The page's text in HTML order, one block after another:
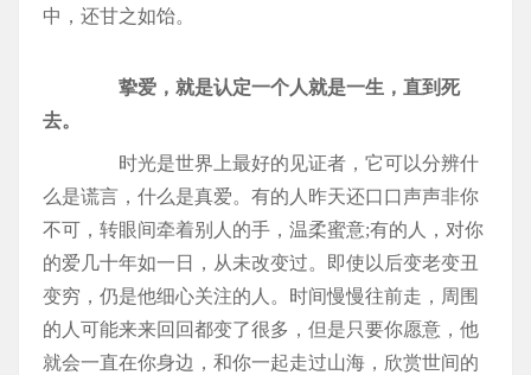
中，还甘之如饴。
挚爱，就是认定一个人就是一生，直到死
去。
时光是世界上最好的见证者，它可以分辨什
么是谎言，什么是真爱。有的人昨天还口口声声非你
不可，转眼间牵着别人的手，温柔蜜意;有的人，对你
的爱几十年如一日，从未改变过。即使以后变老变丑
变穷，仍是他细心关注的人。时间慢慢往前走，周围
的人可能来来回回都变了很多，但是只要你愿意，他
就会一直在你身边，和你一起走过山海，欣赏世间的